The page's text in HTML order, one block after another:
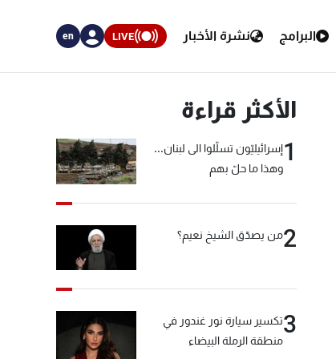
البرامج نشرة الأخبار LIVE
en
الأكثر قراءة
1إسرائيليّون تسلّلوا الى لبنان...
وهذا ما حلّ بهم
2من يصدّق الشيخ نعيم؟
3تكسير سيارة نور غندور في
منطقة الرملة البيضاء